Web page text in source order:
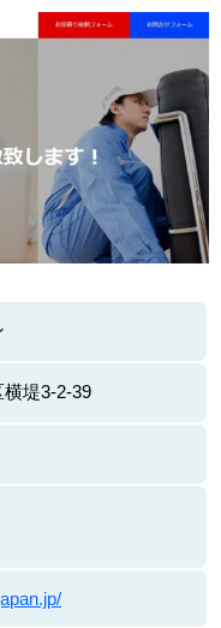
堤3-2-39